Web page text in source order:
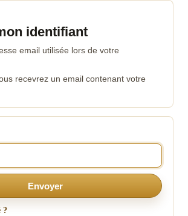
identifiant
email utilisée lors de votre
recevrez un email contenant votre
Envoyer
?